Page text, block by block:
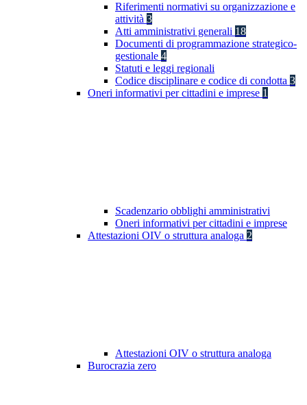
Riferimenti normativi su organizzazione e
attività 3
Atti amministrativi generali 18
Documenti di programmazione strategico-
gestionale 4
Statuti e leggi regionali
Codice disciplinare e codice di condotta 3
Oneri informativi per cittadini e imprese 1
Scadenzario obblighi amministrativi
Oneri informativi per cittadini e imprese
Attestazioni OIV o struttura analoga 2
Attestazioni OIV o struttura analoga
Burocrazia zero